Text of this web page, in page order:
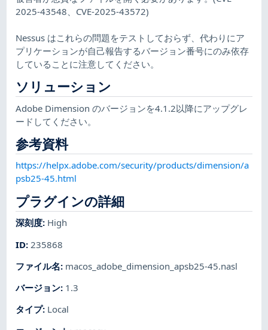
2025-43548、CVE-2025-43572)
Nessus はこれらの問題をテストしておらず、代わりにア
プリケーションが自己報告するバージョン番号にのみ依存
していることに注意してください。
ソリューション
Adobe Dimension のバージョンを4.1.2以降にアップグレ
ードしてください。
参考資料
https://helpx.adobe.com/security/products/dimension/a
psb25-45.html
プラグインの詳細
深刻度: High
ID: 235868
ファイル名: macos_adobe_dimension_apsb25-45.nasl
バージョン: 1.3
タイプ: Local